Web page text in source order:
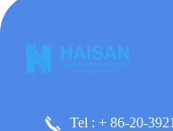
Tel : + 86-20-